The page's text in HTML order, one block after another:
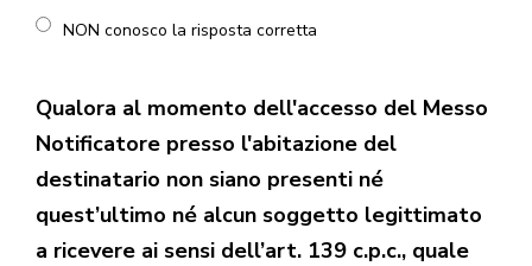
NON conosco la risposta corretta
Qualora al momento dell'accesso del Messo
Notificatore presso l'abitazione del
destinatario non siano presenti né
quest’ultimo né alcun soggetto legittimato
a ricevere ai sensi dell’art. 139 c.p.c., quale